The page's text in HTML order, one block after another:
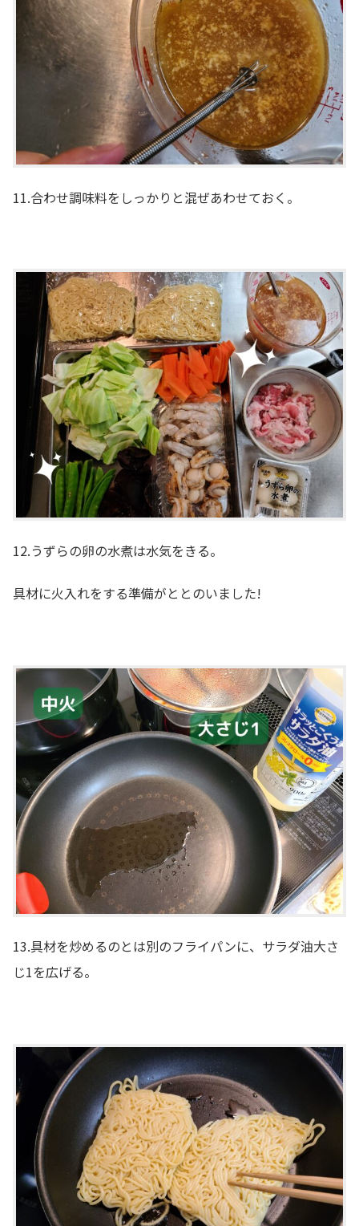
11.合わせ調味料をしっかりと混ぜあわせておく。
12.うずらの卵の水煮は水気をきる。
具材に火入れをする準備がととのいました!
13.具材を炒めるのとは別のフライパンに、サラダ油大さ
じ1を広げる。